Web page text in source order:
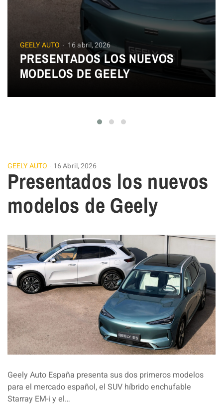
GEELY AUTO 16 abril, 2026
PRESENTADOS LOS NUEVOS
MODELOS DE GEELY
GEELY AUTO 16 Abril, 2026
Presentados los nuevos
modelos de Geely
Geely Auto España presenta sus dos primeros modelos
para el mercado español, el SUV híbrido enchufable
Starray EM-i y el…